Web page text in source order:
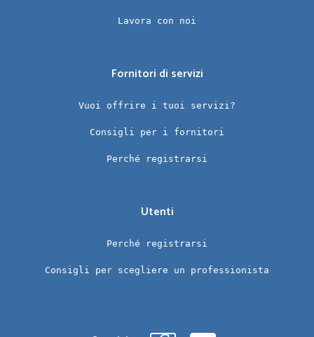
Lavora con noi
Fornitori di servizi
Vuoi offrire i tuoi servizi?
Consigli per i fornitori
Perché registrarsi
Utenti
Perché registrarsi
Consigli per scegliere un professionista